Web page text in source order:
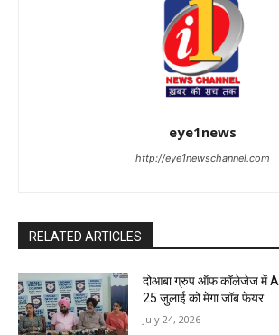
eye1news
http://eye1newschannel.com
RELATED ARTICLES
दोआबा ग्रुप ऑफ कॉलेजेज में
25 जुलाई को मेगा जॉब फेयर
July 24, 2026